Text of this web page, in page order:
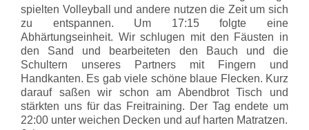
spielten Volleyball und andere nutzen die Zeit um sich
zu entspannen. Um 17:15 folgte eine
Abhärtungseinheit. Wir schlugen mit den Fäusten in
den Sand und bearbeiteten den Bauch und die
Schultern unseres Partners mit Fingern und
Handkanten. Es gab viele schöne blaue Flecken. Kurz
darauf saßen wir schon am Abendbrot Tisch und
stärkten uns für das Freitraining. Der Tag endete um
22:00 unter weichen Decken und auf harten Matratzen.